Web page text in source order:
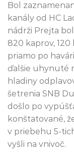
Bol
kanály od HC
nádrži Prejta
820 kaprov, 120
priamo po
ďalšie uhynuté
hladiny
šetrenia SNB
došlo po
konštatované,
v priebehu 5-
vyšli na vnivoč.